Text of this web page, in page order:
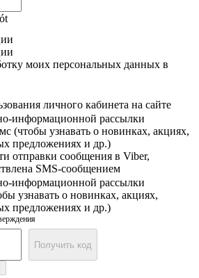
моих персональных данных в
личного кабинета на сайте
информационной рассылки
(чтобы узнавать о новинках, акциях,
предложениях и др.)
отправки сообщения в Viber,
SMS-сообщением
информационной рассылки
узнавать о новинках, акциях,
предложениях и др.)
Получить код